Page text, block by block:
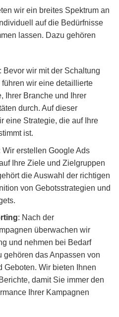
wir ein breites Spektrum an
auf die Bedürfnisse
lassen. Dazu gehören
: Bevor wir mit der Schaltung
wir eine detaillierte
Ihrer Branche und Ihrer
durch. Auf dieser
eine Strategie, die auf Ihre
ist.
Wir erstellen Google Ads
Ihre Ziele und Zielgruppen
die Auswahl der richtigen
von Gebotsstrategien und
: Nach der
überwachen wir
und nehmen bei Bedarf
gehören das Anpassen von
Geboten. Wir bieten Ihnen
damit Sie immer den
Ihrer Kampagnen